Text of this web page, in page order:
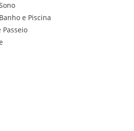
e Piscina
Passeio